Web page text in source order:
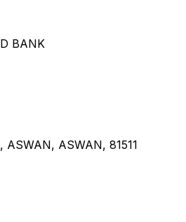
BANK
ASWAN, ASWAN, 81511